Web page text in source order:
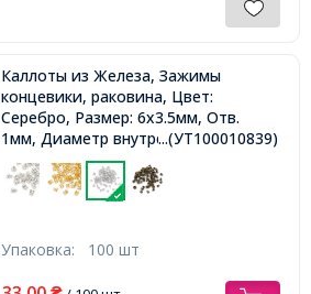
Каллоты из Железа, Зажимы
концевики, раковина, Цвет:
Серебро, Размер: 6х3.5мм, Отв.
1мм, Диаметр внутренний 2.4мм,
...(УТ100010839)
Упаковка: 100 шт